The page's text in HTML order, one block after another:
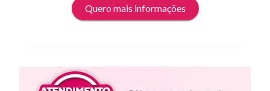
Quero mais informações